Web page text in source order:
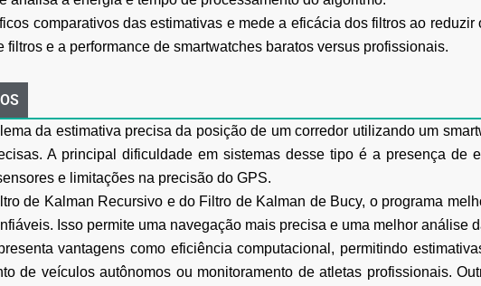
comparativos das estimativas e mede a eficácia dos filtros ao
filtros e a performance de smartwatches baratos versus profissionais.
da estimativa precisa da posição de um corredor utilizando um
A principal dificuldade em sistemas desse tipo é a presença de
e limitações na precisão do GPS.
de Kalman Recursivo e do Filtro de Kalman de Bucy, o programa
Isso permite uma navegação mais precisa e uma melhor análise
vantagens como eficiência computacional, permitindo
de veículos autônomos ou monitoramento de atletas profissionais.